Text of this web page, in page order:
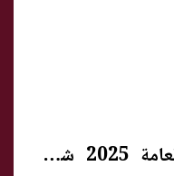
إجمالي درجات الثانوية العامة 2025 شعبة